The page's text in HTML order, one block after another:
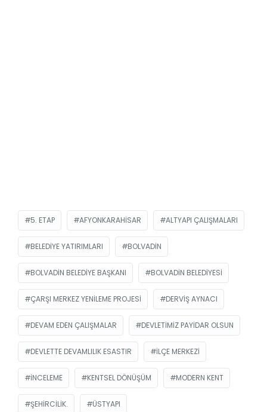
5. ETAP AFYONKARAHISAR ALTYAPI ÇALIŞMALARI
BELEDIYE YATIRIMLARI BOLVADIN
BOLVADIN BELEDIYE BAŞKANI BOLVADIN BELEDIYESI
ÇARŞI MERKEZ YENILEME PROJESI DERVIŞ AYNACI
DEVAM EDEN ÇALIŞMALAR DEVLETIMIZ PAYIDAR OLSUN
DEVLETTE DEVAMLILIK ESASTIR İLÇE MERKEZI
INCELEME KENTSEL DÖNÜŞÜM MODERN KENT
ŞEHIRCILIK. ÜSTYAPI